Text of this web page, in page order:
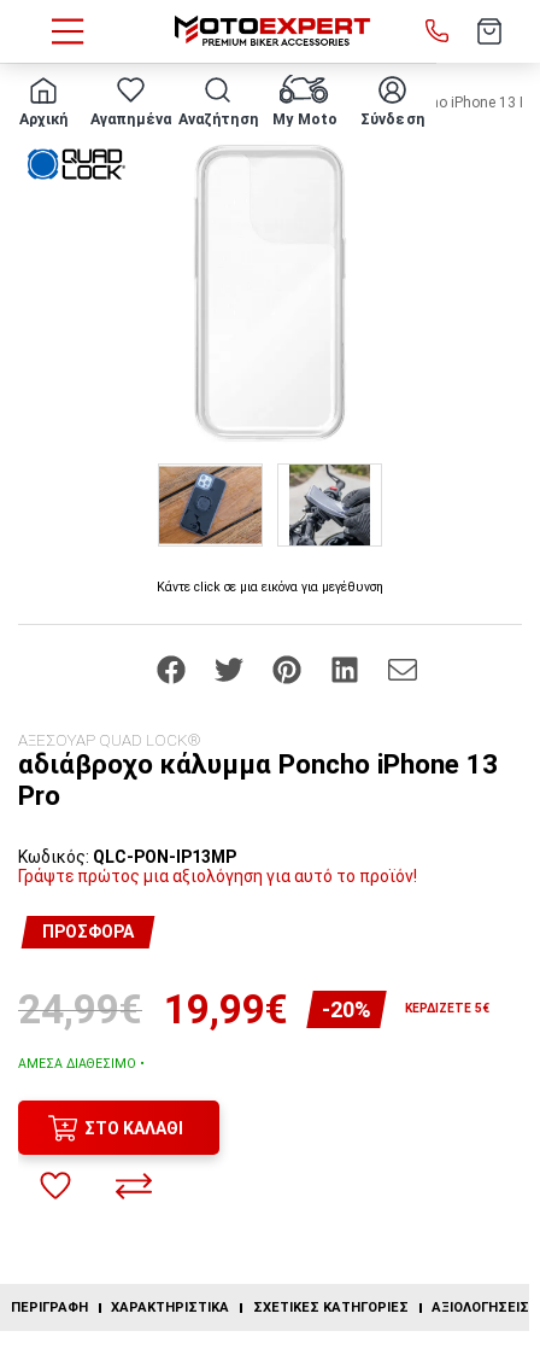
Αρχική Αγαπημένα Αναζήτηση My Moto Σύνδεση
HOME ΑΞΕΣΟΥΑΡ QUAD LOCK® - αδιάβροχο κάλυμμα Poncho iPhone 13 Pro
Κάντε click σε μια εικόνα για μεγέθυνση
ΑΞΕΣΟΥΑΡ QUAD LOCK®
αδιάβροχο κάλυμμα Poncho iPhone 13
Pro
Κωδικός: QLC-PON-IP13MP
Γράψτε πρώτος μια αξιολόγηση για αυτό το προϊόν!
ΠΡΟΣΦΟΡΆ
24,99€ 19,99€ -20% ΚΕΡΔΊΖΕΤΕ 5€
ΆΜΕΣΑ ΔΙΑΘΈΣΙΜΟ •
ΣΤΟ ΚΑΛΆΘΙ
ΠΕΡΙΓΡΑΦΉ ΧΑΡΑΚΤΗΡΙΣΤΙΚΆ ΣΧΕΤΙΚΈΣ ΚΑΤΗΓΟΡΊΕΣ ΑΞΙΟΛΟΓΉΣΕΙΣ